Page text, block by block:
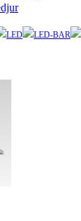
LED LED-BAR